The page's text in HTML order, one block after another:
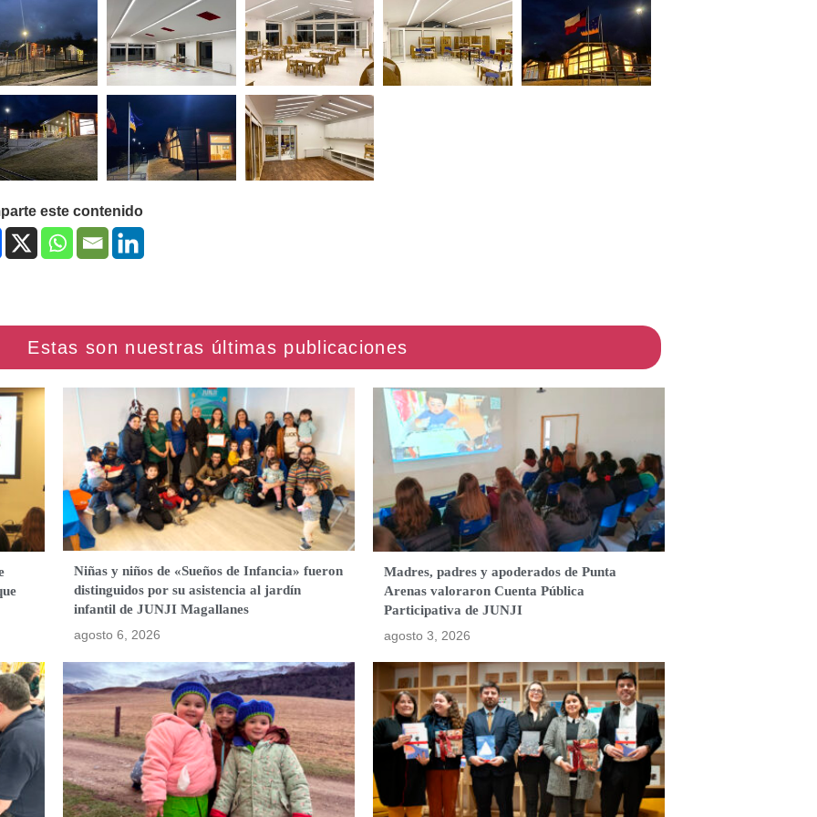
este contenido
Niñas y niños de «Sueños de Infancia» fueron
distinguidos por su asistencia al jardín
infantil de JUNJI Magallanes
agosto 6, 2026
Madres, padres y apoderados de Punta
Arenas valoraron Cuenta Pública
Participativa de JUNJI
agosto 3, 2026